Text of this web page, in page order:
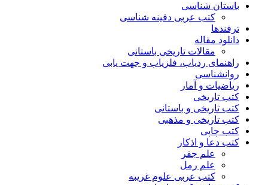
باستان شناسی
کتب عربی دفینه شناسی
ترفندها
دانلود مقاله
مقالات تاریخی باستانی
راهنمای ردیاب، فلزیاب و جهت یابی
روانشناسی
ریاضیات و آمار
کتب تاریخی
کتب تاریخی و باستانی
کتب تاریخی و مذهبی
کتب چاپی
کتب دعا و اذکار
علم جفر
علم رمل
کتب عربی علوم غریبه